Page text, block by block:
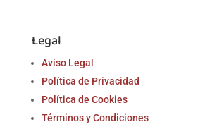
Legal
Aviso Legal
Política de Privacidad
Política de Cookies
Términos y Condiciones